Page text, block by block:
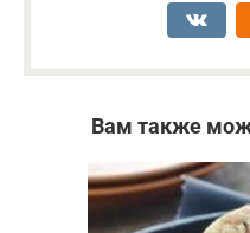
Вам также